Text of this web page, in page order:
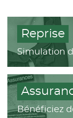
Reprise
Simulation
Bénéficiez